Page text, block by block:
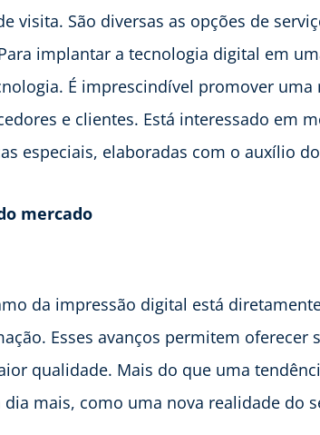
visita. São diversas as opções de
implantar a tecnologia digital em
É imprescindível promover
e clientes. Está interessado em
especiais, elaboradas com o auxílio
mercado
da impressão digital está
Esses avanços permitem oferecer
qualidade. Mais do que uma
mais, como uma nova realidade do